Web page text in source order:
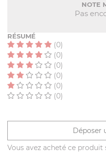
NOTE
Pas
RÉSUMÉ
(0)
(0)
(0)
(0)
(0)
(0)
Déposer
Vous avez acheté ce